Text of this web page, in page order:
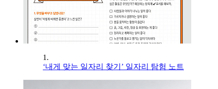
1.
‘내게 맞는 일자리 찾기’ 일자리 탐험 노트